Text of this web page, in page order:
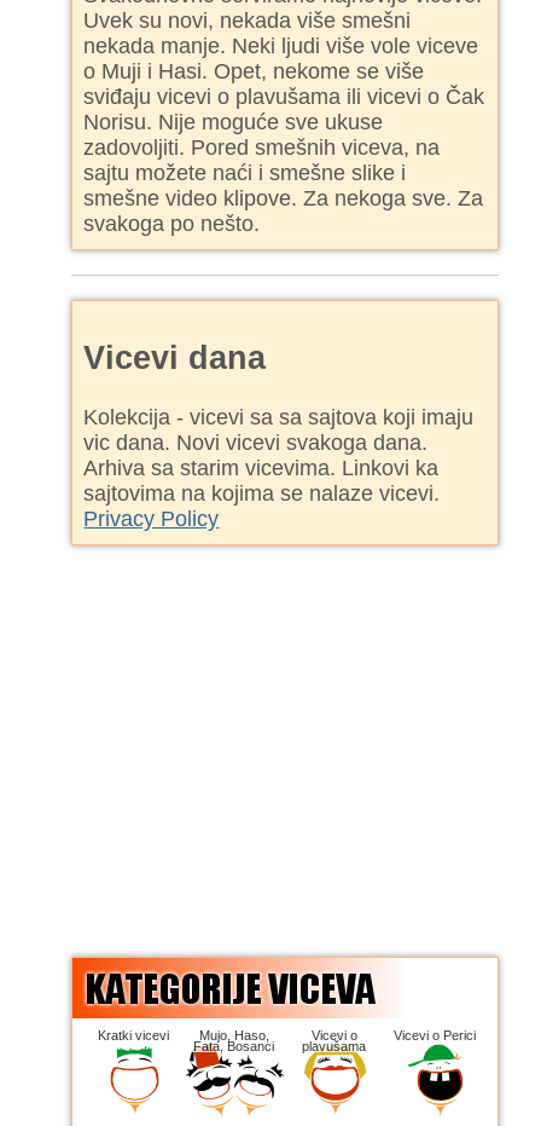
Uvek su novi, nekada više smešni
nekada manje. Neki ljudi više vole viceve
o Muji i Hasi. Opet, nekome se više
sviđaju vicevi o plavušama ili vicevi o Čak
Norisu. Nije moguće sve ukuse
zadovoljiti. Pored smešnih viceva, na
sajtu možete naći i smešne slike i
smešne video klipove. Za nekoga sve. Za
svakoga po nešto.
Vicevi dana
Kolekcija - vicevi sa sa sajtova koji imaju
vic dana. Novi vicevi svakoga dana.
Arhiva sa starim vicevima. Linkovi ka
sajtovima na kojima se nalaze vicevi.
Privacy Policy
Kratki vicevi Mujo, Haso,
Fata, Bosanci
Vicevi o
plavušama
Vicevi o Perici